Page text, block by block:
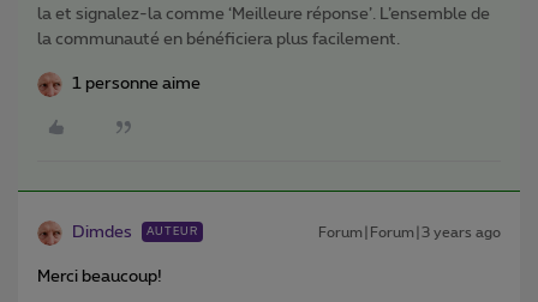
la et signalez-la comme ‘Meilleure réponse’. L’ensemble de
la communauté en bénéficiera plus facilement.
1 personne aime
Dimdes AUTEUR Forum|Forum|3 years ago
Merci beaucoup!